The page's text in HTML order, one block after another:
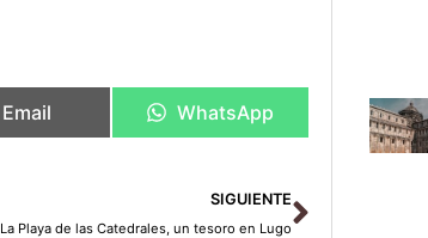
Email WhatsApp
SIGUIENTE
La Playa de las Catedrales, un tesoro en Lugo
Siguiente